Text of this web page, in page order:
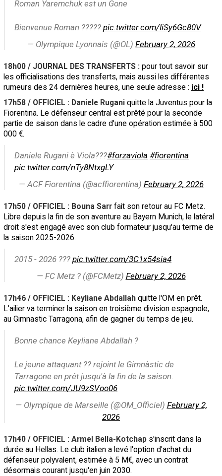
Roman Yaremchuk est un Gone
Bienvenue Roman ????? pic.twitter.com/IiSy6Gc80V
— Olympique Lyonnais (@OL) February 2, 2026
18h00 / JOURNAL DES TRANSFERTS : pour tout savoir sur
les officialisations des transferts, mais aussi les différentes
rumeurs des 24 dernières heures, une seule adresse : ici !
17h58 / OFFICIEL : Daniele Rugani quitte la Juventus pour la
Fiorentina. Le défenseur central est prêté pour la seconde
partie de saison dans le cadre d'une opération estimée à 500
000 €.
Daniele Rugani è Viola???#forzaviola #fiorentina
pic.twitter.com/nTy8NtxgLY
— ACF Fiorentina (@acffiorentina) February 2, 2026
17h50 / OFFICIEL : Bouna Sarr fait son retour au FC Metz.
Libre depuis la fin de son aventure au Bayern Munich, le latéral
droit s'est engagé avec son club formateur jusqu'au terme de
la saison 2025-2026.
2015 - 2026 ??? pic.twitter.com/3C1x54sia4
— FC Metz ? (@FCMetz) February 2, 2026
17h46 / OFFICIEL : Keyliane Abdallah quitte l'OM en prêt.
L'ailier va terminer la saison en troisième division espagnole,
au Gimnastic Tarragona, afin de gagner du temps de jeu.
Bonne chance Keyliane Abdallah ?
Le jeune attaquant ?? rejoint le Gimnàstic de
Tarragone en prêt jusqu'à la fin de la saison.
pic.twitter.com/JU9zSVoo06
— Olympique de Marseille (@OM_Officiel) February 2,
2026
17h40 / OFFICIEL : Armel Bella-Kotchap s'inscrit dans la
durée au Hellas. Le club italien a levé l'option d'achat du
défenseur polyvalent, estimée à 5 M€, avec un contrat
désormais courant jusqu'en juin 2030.